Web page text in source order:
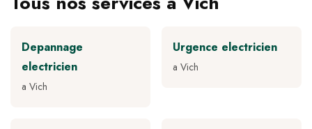
Depannage
electricien
a Vich
Urgence electricien
a Vich